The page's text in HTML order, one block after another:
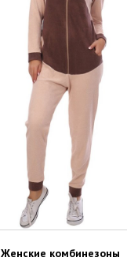
Женские комбинезоны